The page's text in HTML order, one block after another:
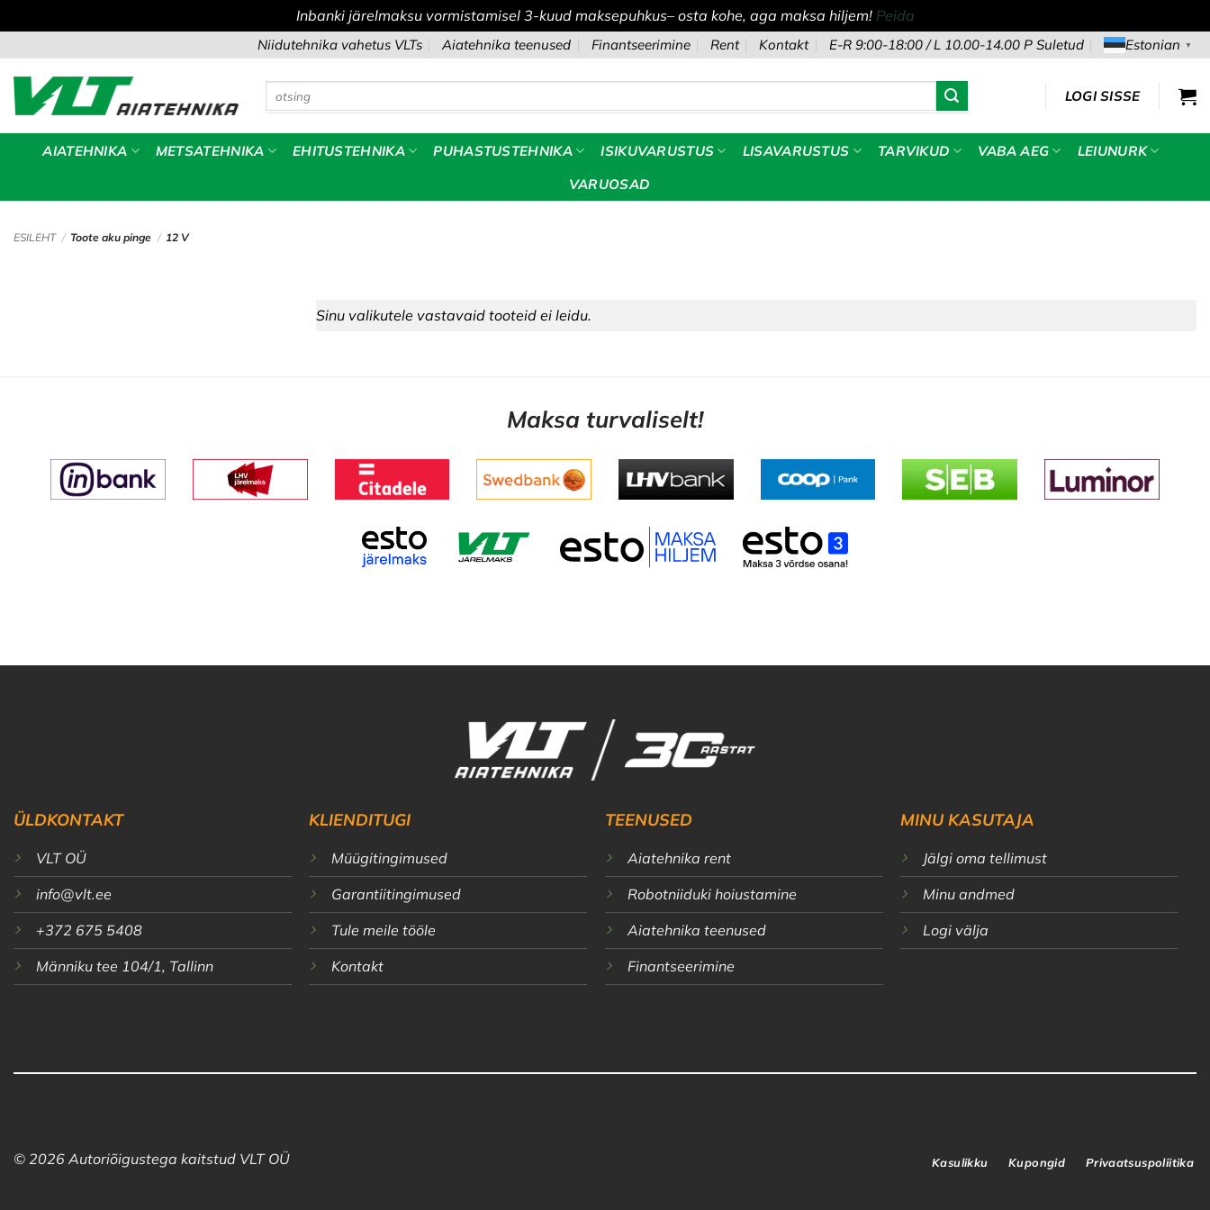
Inbanki järelmaksu vormistamisel 3-kuud maksepuhkus– osta kohe, aga maksa hiljem! Peida
to
content
Niidutehnika vahetus VLTs Aiatehnika teenused Finantseerimine Rent Kontakt E-R 9:00-18:00 / L 10.00-14.00 P Suletud Estonian ▼
LOGI SISSE
AIATEHNIKA METSATEHNIKA EHITUSTEHNIKA PUHASTUSTEHNIKA ISIKUVARUSTUS LISAVARUSTUS TARVIKUD VABA AEG
LEIUNURK
VARUOSAD
ESILEHT / Toote aku pinge / 12 V
Sinu valikutele vastavaid tooteid ei leidu.
Maksa turvaliselt!
ÜLDKONTAKT
VLT OÜ
info@vlt.ee
+372 675 5408
Männiku tee 104/1, Tallinn
KLIENDITUGI
Müügitingimused
Garantiitingimused
Tule meile tööle
Kontakt
TEENUSED
Aiatehnika rent
Robotniiduki hoiustamine
Aiatehnika teenused
Finantseerimine
MINU KASUTAJA
Jälgi oma tellimust
Minu andmed
Logi välja
© 2026 Autoriõigustega kaitstud VLT OÜ Kasulikku Kupongid Privaatsuspoliitika